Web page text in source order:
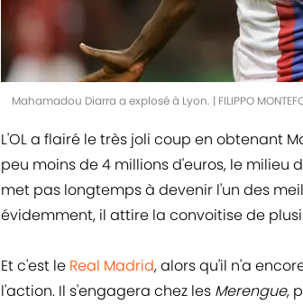
Mahamadou Diarra a explosé à Lyon. | FILIPPO
L'OL a flairé le très joli coup en obtenant
peu moins de 4 millions d'euros, le milieu
met pas longtemps à devenir l'un des
évidemment, il attire la convoitise de
Et c'est le Real Madrid, alors qu'il n'a
l'action. Il s'engagera chez les Merengue,